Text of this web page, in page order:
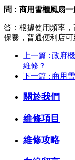
問：商用雪櫃風扇
答：根據使用頻率
保養，普通便利店可
上一篇 : 政府
維修？
下一篇 : 商用
關於我們
維修項目
維修攻略